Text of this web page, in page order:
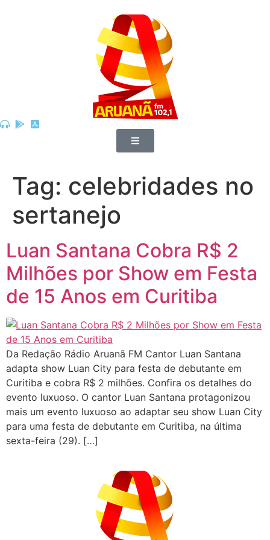
Tag: celebridades no
sertanejo
Luan Santana Cobra R$ 2
Milhões por Show em Festa
de 15 Anos em Curitiba
Da Redação Rádio Aruanã FM Cantor Luan Santana
adapta show Luan City para festa de debutante em
Curitiba e cobra R$ 2 milhões. Confira os detalhes do
evento luxuoso. O cantor Luan Santana protagonizou
mais um evento luxuoso ao adaptar seu show Luan City
para uma festa de debutante em Curitiba, na última
sexta-feira (29). […]